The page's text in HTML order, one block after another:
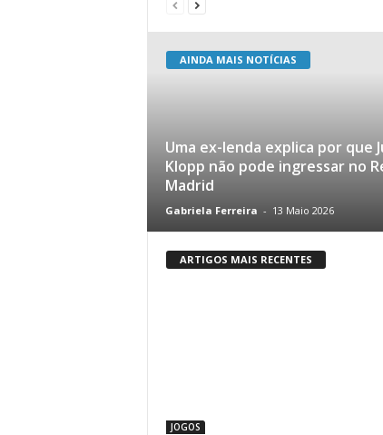
AINDA MAIS NOTÍCIAS
Uma ex-lenda explica por que
Klopp não pode ingressar no
Madrid
Gabriela Ferreira - 13 Maio 2026
ARTIGOS MAIS RECENTES
JOGOS